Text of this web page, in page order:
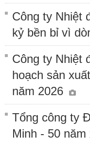
Công ty Nhiệt
kỷ bền bỉ vì
Công ty Nhiệt
hoạch sản
năm 2026
Tổng công ty
Minh - 50